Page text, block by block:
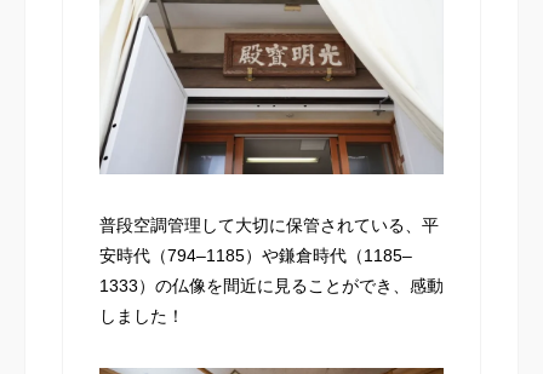
普段空調管理して大切に保管されている、平
安時代（794–1185）や鎌倉時代（1185–
1333）の仏像を間近に見ることができ、感動
しました！